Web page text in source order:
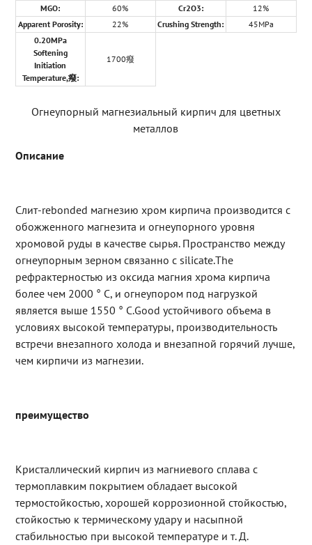
MGO: 60% Cr2O3:
12%
Apparent Porosity:
22% Crushing Strength:
45MPa
0.20MPa
Softening
Initiation
Temperature,癈:
1700癈
Огнеупорный магнезиальный кирпич для цветных
металлов
Описание
Слит-rebonded магнезию хром кирпича производится с
обожженного магнезита и огнеупорного уровня
хромовой руды в качестве сырья. Пространство между
огнеупорным зерном связанно с silicate.The
рефрактерностью из оксида магния хрома кирпича
более чем 2000 ° С, и огнеупором под нагрузкой
является выше 1550 ° C.Good устойчивого объема в
условиях высокой температуры, производительность
встречи внезапного холода и внезапной горячий лучше,
чем кирпичи из магнезии.
преимущество
Кристаллический кирпич из магниевого сплава с
термоплавким покрытием обладает высокой
термостойкостью, хорошей коррозионной стойкостью,
стойкостью к термическому удару и насыпной
стабильностью при высокой температуре и т. Д.